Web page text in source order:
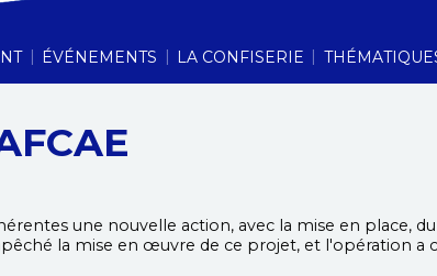
| ÉVÉNEMENTS | LA CONFISERIE |
une nouvelle action, avec la mise en place,
la mise en œuvre de ce projet, et l'opération a